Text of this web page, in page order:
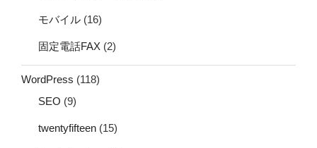
モバイル (16)
固定電話FAX (2)
WordPress (118)
SEO (9)
twentyfifteen (15)